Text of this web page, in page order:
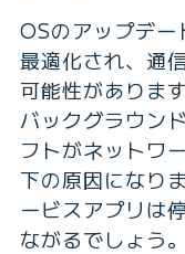
OSのアップデ
最適化され、通
可能性があります
バックグラウン
フトがネットワ
下の原因になり
ービスアプリは
ながるでしょう。